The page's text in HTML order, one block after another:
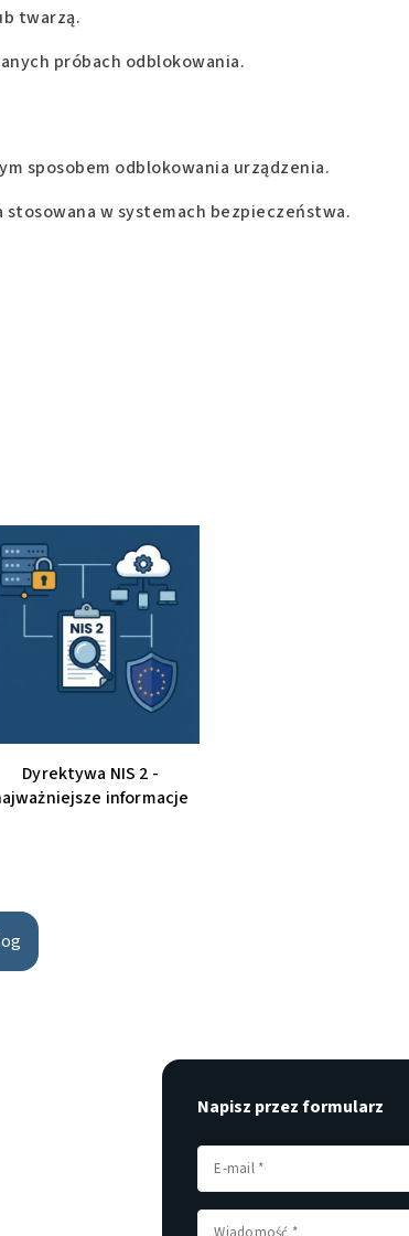
twarzą.
próbach odblokowania.
sposobem odblokowania urządzenia.
w systemach bezpieczeństwa.
Dyrektywa NIS 2 -
informacje
Napisz przez formularz